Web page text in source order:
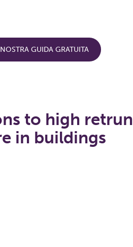
GUIDA GRATUITA
to high retrun
in buildings